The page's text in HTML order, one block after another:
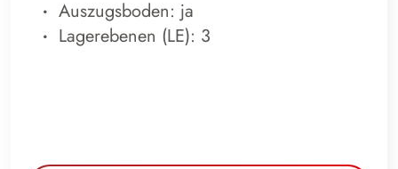
Auszugsboden: ja
Lagerebenen (LE): 3